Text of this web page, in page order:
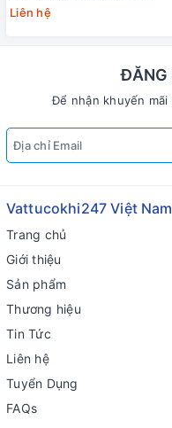
Liên hệ
ĐĂNG
Để nhận khuyến
Vattucokhi247 Việt Nam
Trang chủ
Giới thiệu
Sản phẩm
Thương hiệu
Tin Tức
Liên hệ
Tuyển Dụng
FAQs